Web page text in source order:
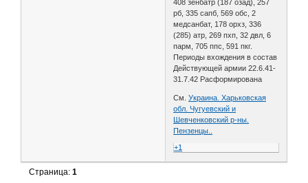
408 зенбатр (187 озад), 257
рб, 335 сапб, 569 обс, 2
медсанбат, 178 орхз, 336
(285) атр, 269 пхп, 32 двл, 6
парм, 705 ппс, 591 пкг.
Периоды вхождения в состав
Действующей армии 22.6.41-
31.7.42 Расформирована
См.Украина. Харьковская
обл. Чугуевский и
Шевченковский р-ны.
Пензенцы..
+1
Страница:1